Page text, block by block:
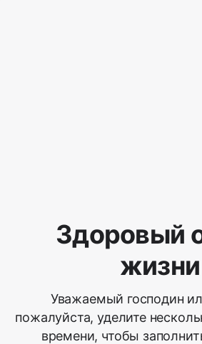
Здоровый
жизни
Уважаемый господин
пожалуйста, уделите
времени, чтобы